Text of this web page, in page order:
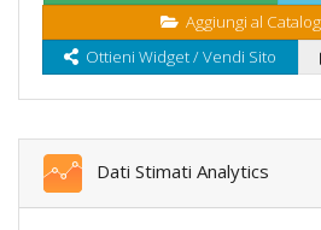
Aggiungi al
Ottieni Widget / Vendi Sito
Dati Stimati Analytics